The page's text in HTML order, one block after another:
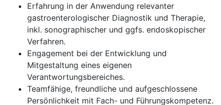
Erfahrung in der Anwendung relevanter
gastroenterologischer Diagnostik und Therapie,
inkl. sonographischer und ggfs. endoskopischer
Verfahren.
Engagement bei der Entwicklung und
Mitgestaltung eines eigenen
Verantwortungsbereiches.
Teamfähige, freundliche und aufgeschlossene
Persönlichkeit mit Fach- und Führungskompetenz.